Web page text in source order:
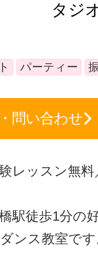
や
特
タジ
パーティー
問い合わせ
レッスン無料
駅徒歩1分の
ンス教室です